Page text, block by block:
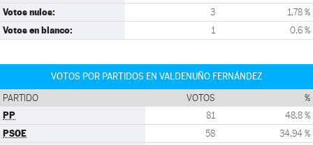
Votos nulos: 3 1,78 %
Votos en blanco: 1 0,6 %
VOTOS POR PARTIDOS EN VALDENUÑO FERNÁNDEZ
PARTIDO VOTOS %
PP 81 48,8 %
PSOE 58 34,94 %